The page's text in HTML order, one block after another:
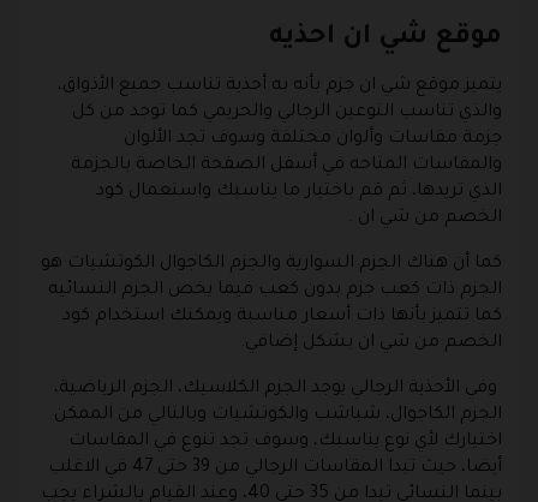
موقع شي ان احذيه
يتميز موقع شي ان جزم بأنه به أحذية تناسب جميع الأذواق،
والذي تناسب النوعين الرجالي والحريمي كما توجد من كل
جزمة مقاسات وألوان مختلفة وسوف تجد الألوان
والمقاسات المتاحه في أسفل الصفحة الخاصة بالجزمة
الذي تريدها، ثم قم باختيار ما يناسبك واستعمال كود
الخصم من شي ان .
كما أن هناك الجزم السوارية والجزم الكاجوال الكوتشيات هو
الجزم ذات كعب جزم بدون كعب فيما يخص الجزم النسائيه
كما تتميز بأنها ذات أسعار مناسبة ويمكنك استخدام كود
الخصم من شي ان بشكل إضافي.
وفي الأحذية الرجالي يوجد الجزم الكلاسيك، الجزم الرياضية،
الجزم الكاجوال، شباشب والكوتشيات وبالتالي من الممكن
اختيارك لأي نوع يناسبك، وسوف تجد تنوع في المقاسات
أيضا، حيث تبدا المقاسات الرجالي من 39 حتى 47 في الاغلب
بينما النسائي تبدا من 35 حتى 40، وعند القيام بالشراء يجب